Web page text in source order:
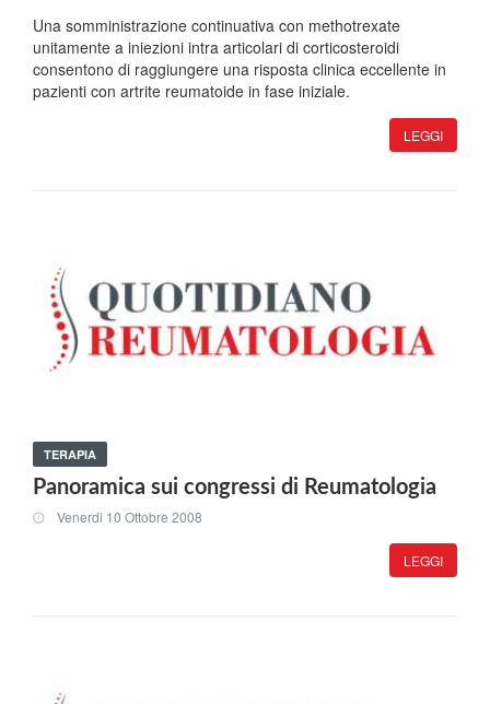
Una somministrazione continuativa con methotrexate
unitamente a iniezioni intra articolari di corticosteroidi
consentono di raggiungere una risposta clinica eccellente in
pazienti con artrite reumatoide in fase iniziale.
LEGGI
TERAPIA
Panoramica sui congressi di Reumatologia
Venerdi 10 Ottobre 2008
LEGGI